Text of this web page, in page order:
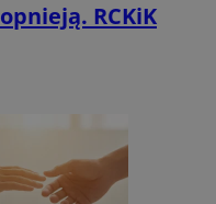
RCKiK